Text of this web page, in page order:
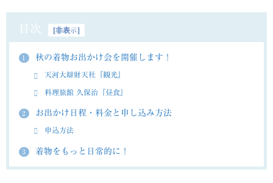
目次 [非表示]
1 秋の着物お出かけ会を開催します！
天河大辯財天社『観光』
料理旅館 久保治『昼食』
2 お出かけ日程・料金と申し込み方法
申込方法
3 着物をもっと日常的に！